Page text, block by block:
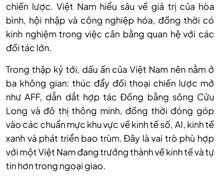
chiến lược. Việt Nam hiểu sâu về giá trị của hòa
bình, hội nhập và công nghiệp hóa, đồng thời có
kinh nghiệm trong việc cân bằng quan hệ với các
đối tác lớn.
Trong thập kỷ tới, dấu ấn của Việt Nam nên nằm ở
ba không gian: thúc đẩy đối thoại chiến lược mở
như AFF, dẫn dắt hợp tác Đồng bằng sông Cửu
Long và đô thị thông minh, đồng thời đóng góp
vào các chuẩn mực khu vực về kinh tế số, AI, kinh tế
xanh và phát triển bao trùm. Đây là vai trò phù hợp
với một Việt Nam đang trưởng thành về kinh tế và tự
tin hơn trong ngoại giao.